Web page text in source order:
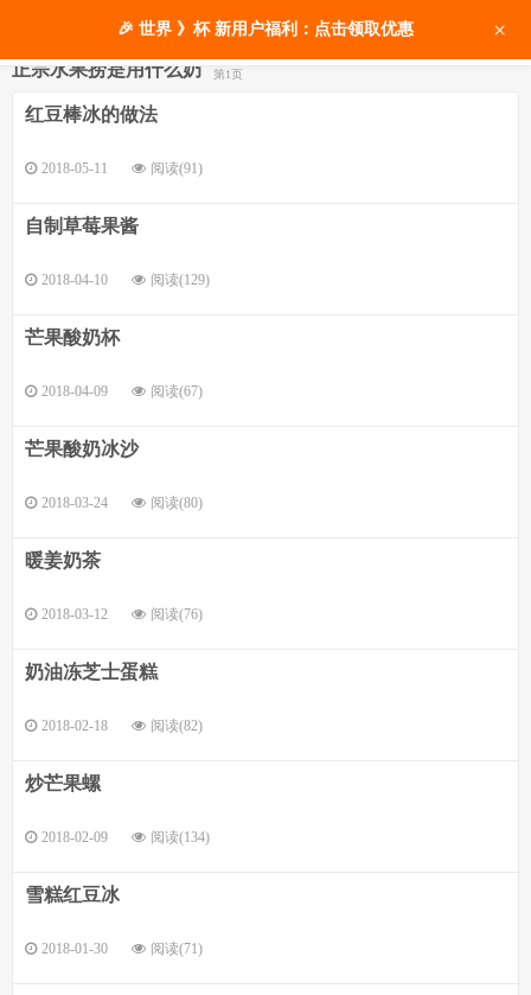
正宗水果捞是用什么奶 第1页
红豆棒冰的做法
2018-05-11 阅读(91)
自制草莓果酱
2018-04-10 阅读(129)
芒果酸奶杯
2018-04-09 阅读(67)
芒果酸奶冰沙
2018-03-24 阅读(80)
暖姜奶茶
2018-03-12 阅读(76)
奶油冻芝士蛋糕
2018-02-18 阅读(82)
炒芒果螺
2018-02-09 阅读(134)
雪糕红豆冰
2018-01-30 阅读(71)
🎉 世界 》杯 新用户福利：点击领取优惠 ×